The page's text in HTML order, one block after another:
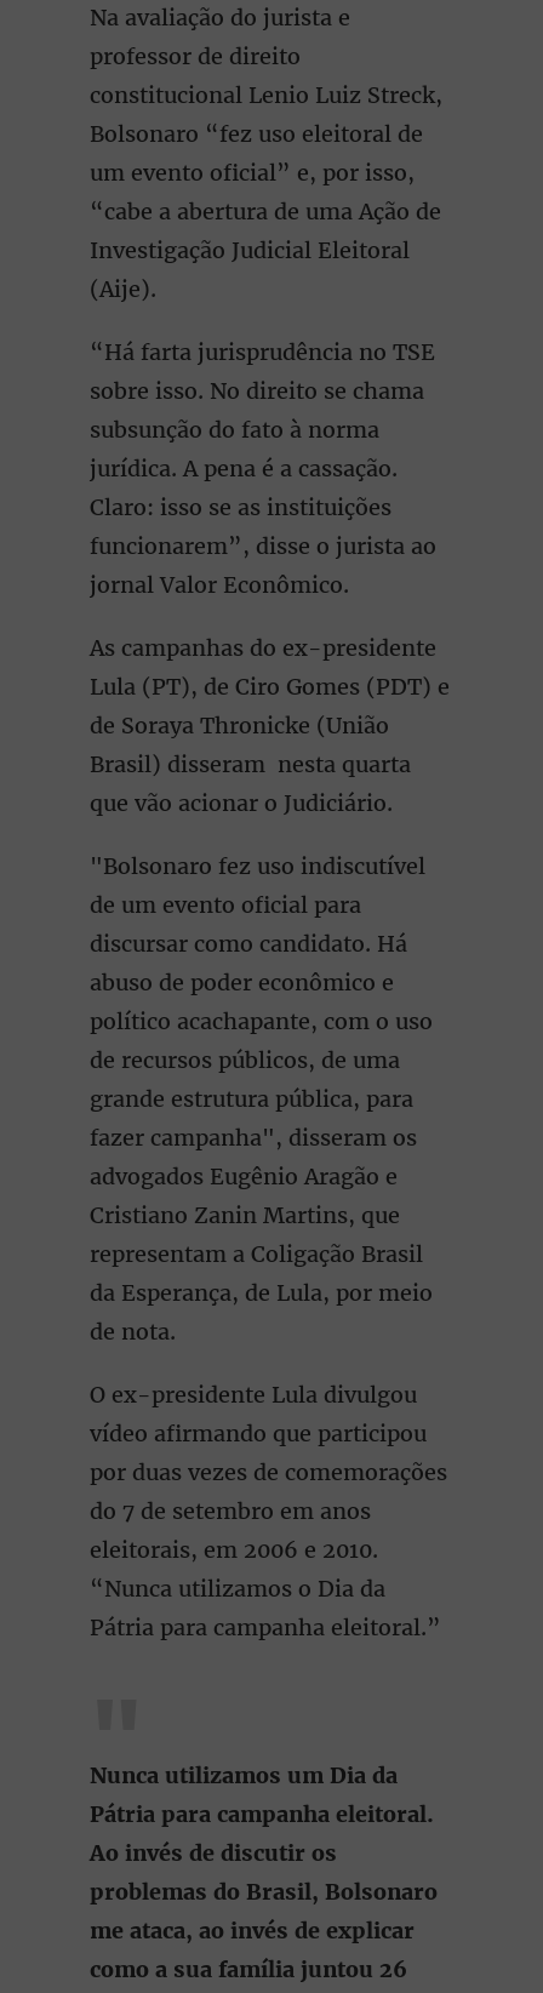
Na avaliação do jurista e
professor de direito
constitucional Lenio Luiz Streck,
Bolsonaro “fez uso eleitoral de
um evento oficial” e, por isso,
“cabe a abertura de uma Ação de
Investigação Judicial Eleitoral
(Aije).
“Há farta jurisprudência no TSE
sobre isso. No direito se chama
subsunção do fato à norma
jurídica. A pena é a cassação.
Claro: isso se as instituições
funcionarem”, disse o jurista ao
jornal Valor Econômico.
As campanhas do ex-presidente
Lula (PT), de Ciro Gomes (PDT) e
de Soraya Thronicke (União
Brasil) disseram nesta quarta
que vão acionar o Judiciário.
"Bolsonaro fez uso indiscutível
de um evento oficial para
discursar como candidato. Há
abuso de poder econômico e
político acachapante, com o uso
de recursos públicos, de uma
grande estrutura pública, para
fazer campanha", disseram os
advogados Eugênio Aragão e
Cristiano Zanin Martins, que
representam a Coligação Brasil
da Esperança, de Lula, por meio
de nota.
O ex-presidente Lula divulgou
vídeo afirmando que participou
por duas vezes de comemorações
do 7 de setembro em anos
eleitorais, em 2006 e 2010.
“Nunca utilizamos o Dia da
Pátria para campanha eleitoral.”
Nunca utilizamos um Dia da
Pátria para campanha eleitoral.
Ao invés de discutir os
problemas do Brasil, Bolsonaro
me ataca, ao invés de explicar
como a sua família juntou 26